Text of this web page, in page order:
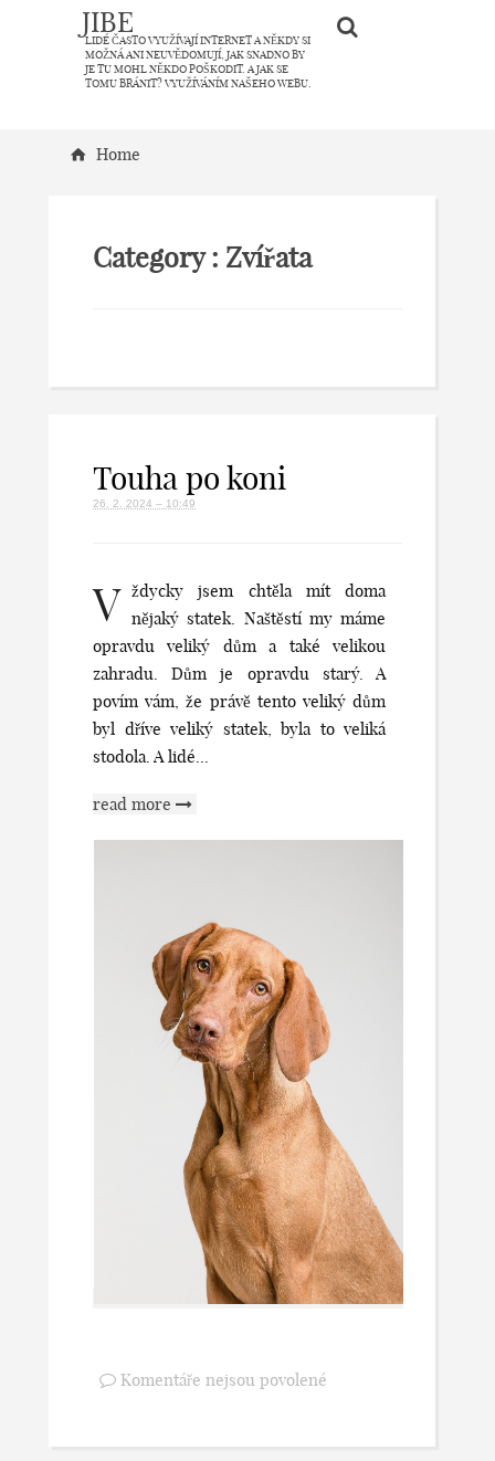
JIBE
LIDÉ ČASTO VYUŽÍVAJÍ INTERNET A NĚKDY SI
MOŽNÁ ANI NEUVĚDOMUJÍ, JAK SNADNO BY
JE TU MOHL NĚKDO POŠKODIT. A JAK SE
TOMU BRÁNIT? VYUŽÍVÁNÍM NAŠEHO WEBU.
Home
Category : Zvířata
Touha po koni
26. 2. 2024 – 10:49
V ždycky jsem chtěla mít doma
nějaký statek. Naštěstí my máme
opravdu veliký dům a také velikou
zahradu. Dům je opravdu starý. A
povím vám, že právě tento veliký dům
byl dříve veliký statek, byla to veliká
stodola. A lidé...
read more
Komentáře nejsou povolené